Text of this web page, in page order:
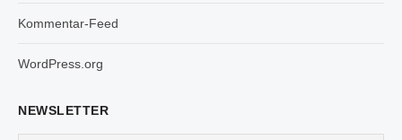
Kommentar-Feed
WordPress.org
NEWSLETTER